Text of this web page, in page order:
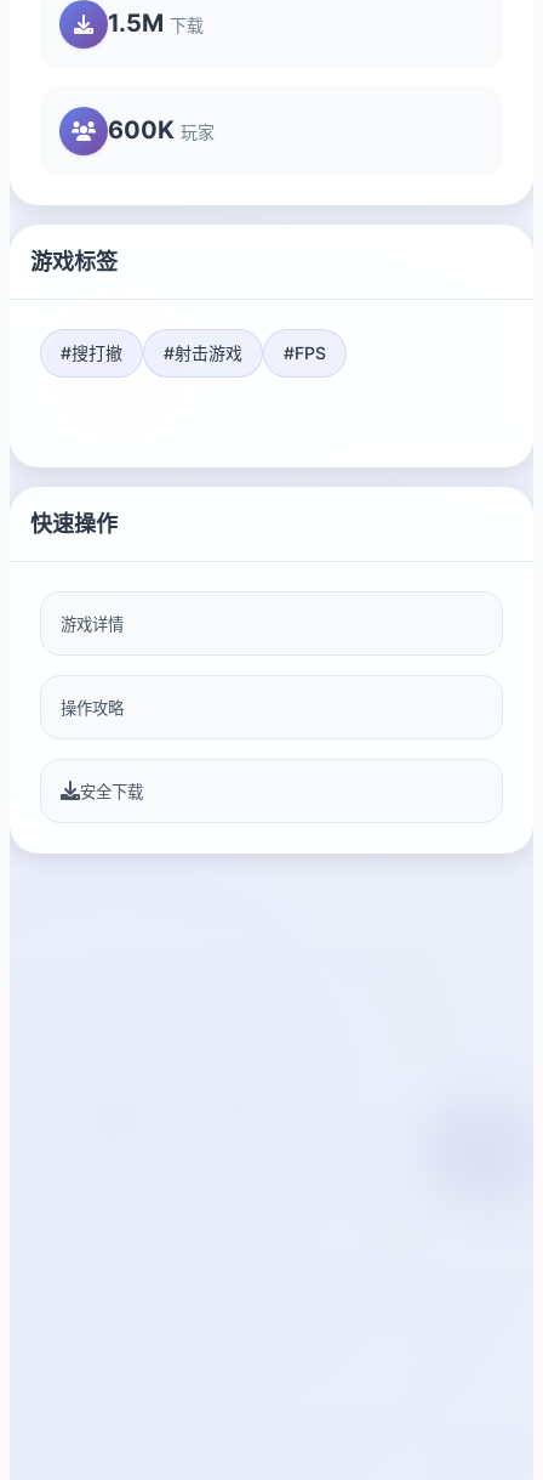
1.5M 下载
600K 玩家
游戏标签
#搜打撤 #射击游戏 #FPS
快速操作
游戏详情
操作攻略
安全下载